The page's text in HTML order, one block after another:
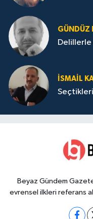
GÜNDÜZ
Delillerle
İSMAIL
Beyaz Gündem
evrensel ilkleri referans